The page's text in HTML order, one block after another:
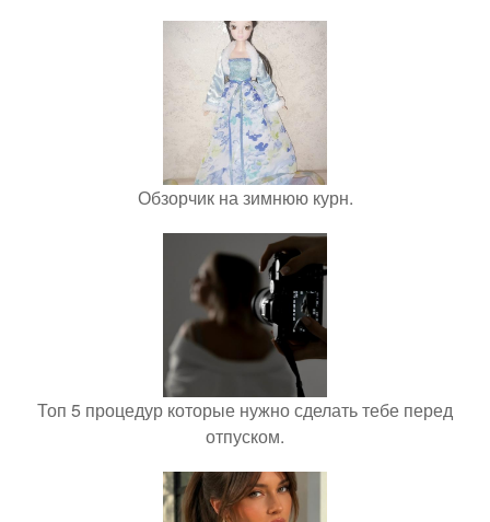
Обзорчик на зимнюю курн.
Топ 5 процедур которые нужно сделать тебе перед
отпуском.